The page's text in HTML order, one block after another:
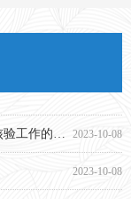
2023-10-08
2023-10-08
2023-10-08